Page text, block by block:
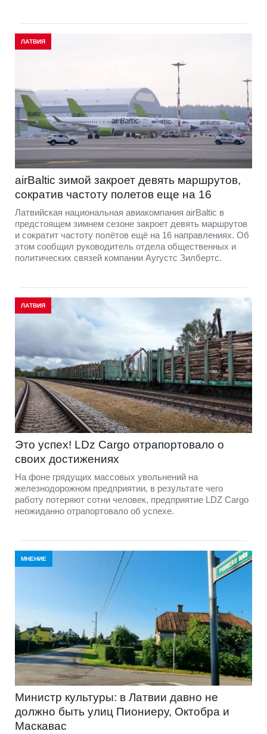
ЛАТВИЯ
airBaltic зимой закроет девять маршрутов,
сократив частоту полетов еще на 16
Латвийская национальная авиакомпания airBaltic в
предстоящем зимнем сезоне закроет девять маршрутов
и сократит частоту полётов ещё на 16 направлениях. Об
этом сообщил руководитель отдела общественных и
политических связей компании Аугустс Зилбертс.
ЛАТВИЯ
Это успех! LDz Cargo отрапортовало о
своих достижениях
На фоне грядущих массовых увольнений на
железнодорожном предприятии, в результате чего
работу потеряют сотни человек, предприятие LDZ Cargо
неожиданно отрапортовало об успехе.
МНЕНИЕ
Министр культуры: в Латвии давно не
должно быть улиц Пиониеру, Октобра и
Маскавас